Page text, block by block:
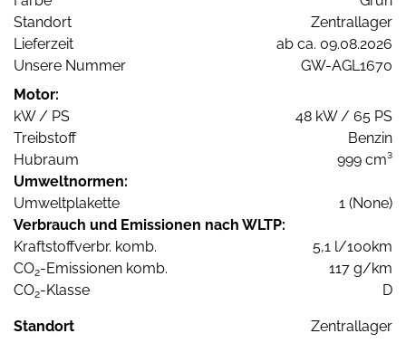
Standort
Zentrallager
Lieferzeit
ab ca. 09.08.2026
Unsere Nummer
GW-AGL1670
Motor:
kW / PS
48 kW / 65 PS
Treibstoff
Benzin
Hubraum
999 cm³
Umweltnormen:
Umweltplakette
1 (None)
Verbrauch und Emissionen nach WLTP:
Kraftstoffverbr. komb.
5,1 l/100km
CO2-Emissionen komb.
117 g/km
CO2-Klasse D
Standort Zentrallager